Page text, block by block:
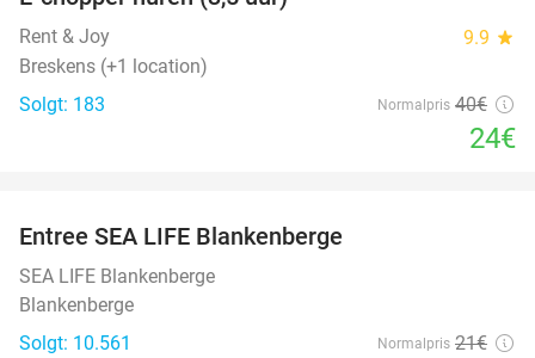
Rent & Joy 9.9 star
Breskens (+1 location)
Solgt: 183
Normalpris 40€
24€
Entree SEA LIFE Blankenberge
SEA LIFE Blankenberge
Blankenberge
Solgt: 10.561
Normalpris 21€